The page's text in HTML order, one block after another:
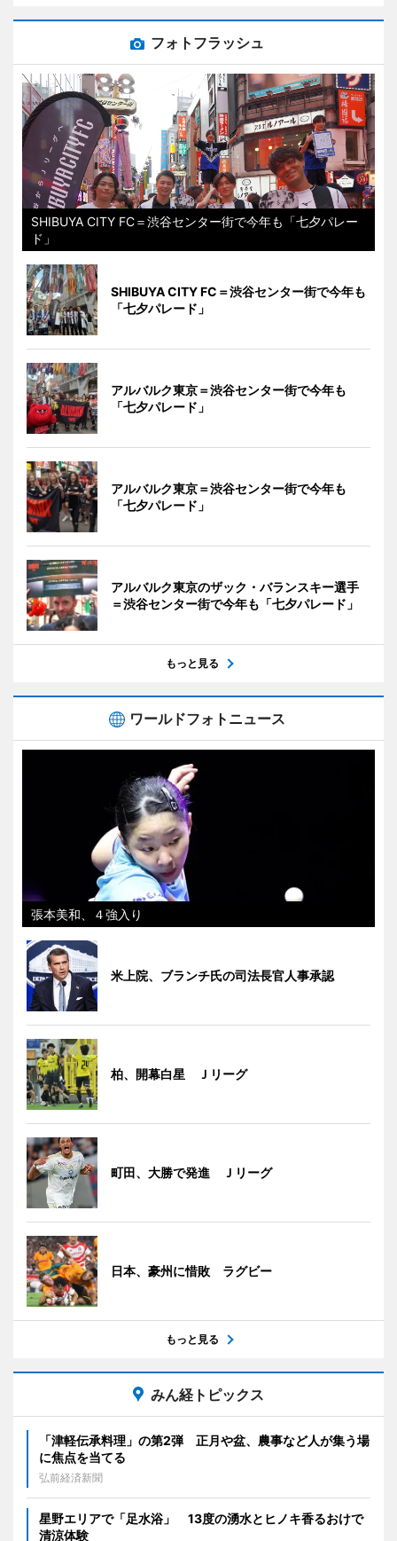
フォトフラッシュ
SHIBUYA CITY FC＝渋谷センター街で今年も「七夕パレー
ド」
SHIBUYA CITY FC＝渋谷センター街で今年も
「七夕パレード」
アルバルク東京＝渋谷センター街で今年も
「七夕パレード」
アルバルク東京＝渋谷センター街で今年も
「七夕パレード」
アルバルク東京のザック・バランスキー選手
＝渋谷センター街で今年も「七夕パレード」
もっと見る
ワールドフォトニュース
張本美和、４強入り
米上院、ブランチ氏の司法長官人事承認
柏、開幕白星 Ｊリーグ
町田、大勝で発進 Ｊリーグ
日本、豪州に惜敗 ラグビー
もっと見る
みん経トピックス
「津軽伝承料理」の第2弾 正月や盆、農事など人が集う場
に焦点を当てる
弘前経済新聞
星野エリアで「足水浴」 13度の湧水とヒノキ香るおけで
清涼体験